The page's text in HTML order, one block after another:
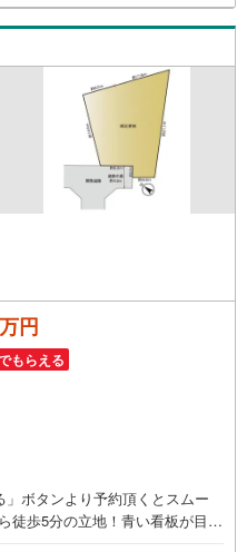
かせてください！■ ご来店時に
ざいます。詳しくは営業スタッ
せ！■周辺の教育施設やスーパ
報、災害情報等がわかる「物件
物件と併せてご案内もOK-ご自
もOK-当日見学もOKです!!
円
もらえる
ボタンより予約頂くとスムー
徒歩5分の立地！青い看板が目印